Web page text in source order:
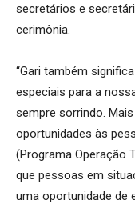
secretários e
cerimônia.
“Gari também
especiais para a
sempre sorrindo.
oportunidades às
(Programa Operação
que pessoas em
uma oportunidade de